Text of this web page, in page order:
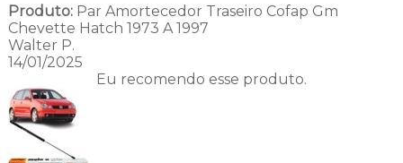
Produto:Par Amortecedor Traseiro Cofap Gm
Chevette Hatch 1973 A 1997
Walter P.
14/01/2025
Eu recomendo esse produto.